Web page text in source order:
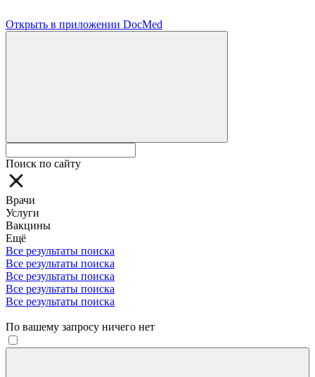
Открыть в приложении DocMed
Поиск по сайту
Врачи
Услуги
Вакцины
Ещё
Все результаты поиска
Все результаты поиска
Все результаты поиска
Все результаты поиска
Все результаты поиска
По вашему запросу ничего нет